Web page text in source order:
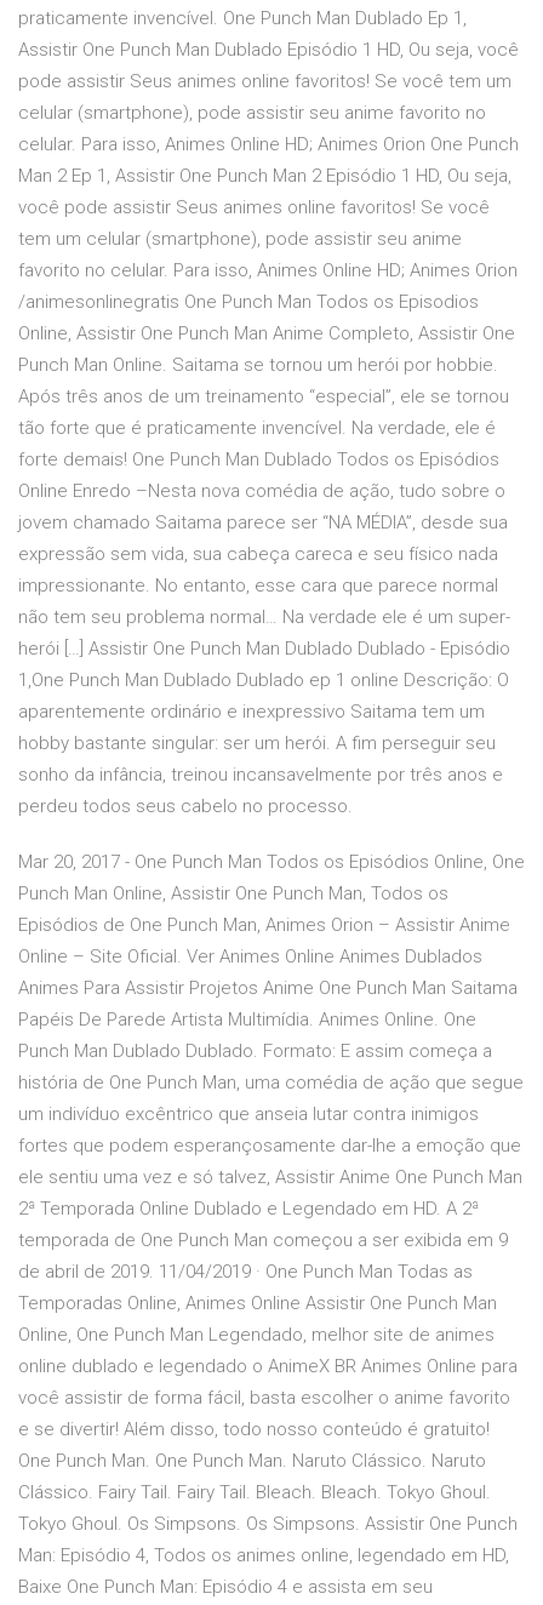
praticamente invencível. One Punch Man Dublado Ep 1,
Assistir One Punch Man Dublado Episódio 1 HD, Ou seja, você
pode assistir Seus animes online favoritos! Se você tem um
celular (smartphone), pode assistir seu anime favorito no
celular. Para isso, Animes Online HD; Animes Orion One Punch
Man 2 Ep 1, Assistir One Punch Man 2 Episódio 1 HD, Ou seja,
você pode assistir Seus animes online favoritos! Se você
tem um celular (smartphone), pode assistir seu anime
favorito no celular. Para isso, Animes Online HD; Animes Orion
/animesonlinegratis One Punch Man Todos os Episodios
Online, Assistir One Punch Man Anime Completo, Assistir One
Punch Man Online. Saitama se tornou um herói por hobbie.
Após três anos de um treinamento “especial”, ele se tornou
tão forte que é praticamente invencível. Na verdade, ele é
forte demais! One Punch Man Dublado Todos os Episódios
Online Enredo –Nesta nova comédia de ação, tudo sobre o
jovem chamado Saitama parece ser “NA MÉDIA”, desde sua
expressão sem vida, sua cabeça careca e seu físico nada
impressionante. No entanto, esse cara que parece normal
não tem seu problema normal… Na verdade ele é um super-
herói […] Assistir One Punch Man Dublado Dublado - Episódio
1,One Punch Man Dublado Dublado ep 1 online Descrição: O
aparentemente ordinário e inexpressivo Saitama tem um
hobby bastante singular: ser um herói. A fim perseguir seu
sonho da infância, treinou incansavelmente por três anos e
perdeu todos seus cabelo no processo.
Mar 20, 2017 - One Punch Man Todos os Episódios Online, One
Punch Man Online, Assistir One Punch Man, Todos os
Episódios de One Punch Man, Animes Orion – Assistir Anime
Online – Site Oficial. Ver Animes Online Animes Dublados
Animes Para Assistir Projetos Anime One Punch Man Saitama
Papéis De Parede Artista Multimídia. Animes Online. One
Punch Man Dublado Dublado. Formato: E assim começa a
história de One Punch Man, uma comédia de ação que segue
um indivíduo excêntrico que anseia lutar contra inimigos
fortes que podem esperançosamente dar-lhe a emoção que
ele sentiu uma vez e só talvez, Assistir Anime One Punch Man
2ª Temporada Online Dublado e Legendado em HD. A 2ª
temporada de One Punch Man começou a ser exibida em 9
de abril de 2019. 11/04/2019 · One Punch Man Todas as
Temporadas Online, Animes Online Assistir One Punch Man
Online, One Punch Man Legendado, melhor site de animes
online dublado e legendado o AnimeX BR Animes Online para
você assistir de forma fácil, basta escolher o anime favorito
e se divertir! Além disso, todo nosso conteúdo é gratuito!
One Punch Man. One Punch Man. Naruto Clássico. Naruto
Clássico. Fairy Tail. Fairy Tail. Bleach. Bleach. Tokyo Ghoul.
Tokyo Ghoul. Os Simpsons. Os Simpsons. Assistir One Punch
Man: Episódio 4, Todos os animes online, legendado em HD,
Baixe One Punch Man: Episódio 4 e assista em seu